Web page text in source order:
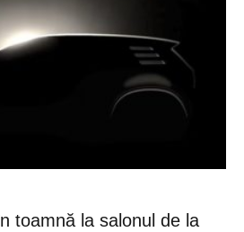
toamnă la salonul de la